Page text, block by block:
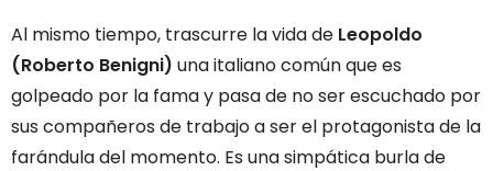
Al mismo tiempo, trascurre la vida de Leopoldo
(Roberto Benigni) una italiano común que es
golpeado por la fama y pasa de no ser escuchado por
sus compañeros de trabajo a ser el protagonista de la
farándula del momento. Es una simpática burla de